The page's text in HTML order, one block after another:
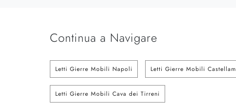
Continua a Navigare
Letti Gierre Mobili Napoli Letti Gierre Mobili
Letti Gierre Mobili Cava dei Tirreni